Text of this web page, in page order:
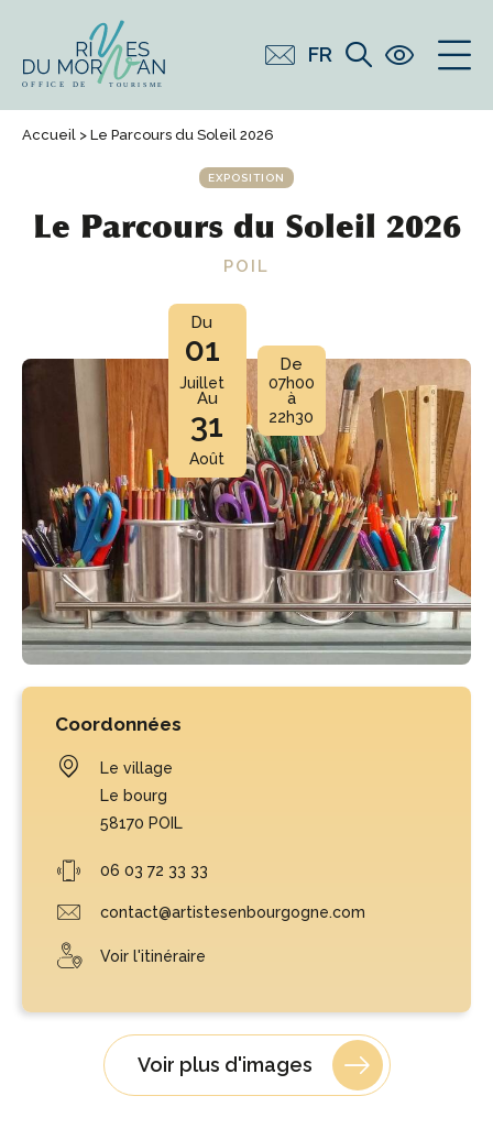
FR
Accueil > Le Parcours du Soleil 2026
EXPOSITION
Le Parcours du Soleil 2026
POIL
Coordonnées
Le village
Le bourg
58170 POIL
06 03 72 33 33
contact@artistesenbourgogne.com
Voir l'itinéraire
Voir plus d'images
Du
01
Juillet
Au
31
Août
De
07h00
à
22h30